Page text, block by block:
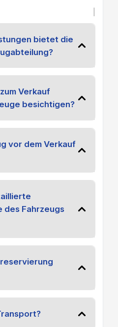
bietet die
Verkauf
besichtigen?
vor dem Verkauf
des Fahrzeugs